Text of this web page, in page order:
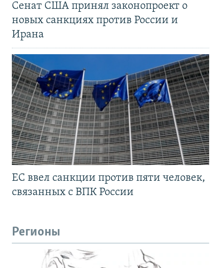
Сенат США принял законопроект о
новых санкциях против России и
Ирана
ЕС ввел санкции против пяти человек,
связанных с ВПК России
Регионы